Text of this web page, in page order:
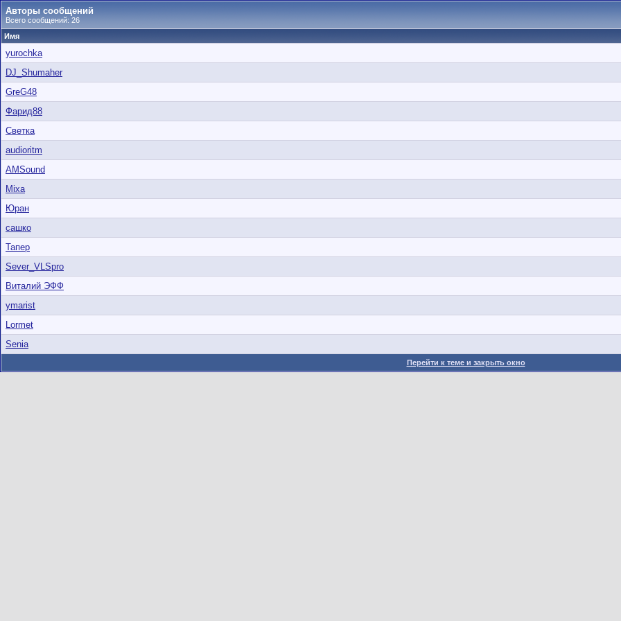
Авторы сообщений
Всего сообщений: 26
Имя
yurochka
DJ_Shumaher
GreG48
Фарид88
Светка
audioritm
AMSound
Mixa
Юран
сашко
Тапер
Sever_VLSpro
Виталий ЭФФ
ymarist
Lormet
Senia
Перейти к теме и закрыть окно